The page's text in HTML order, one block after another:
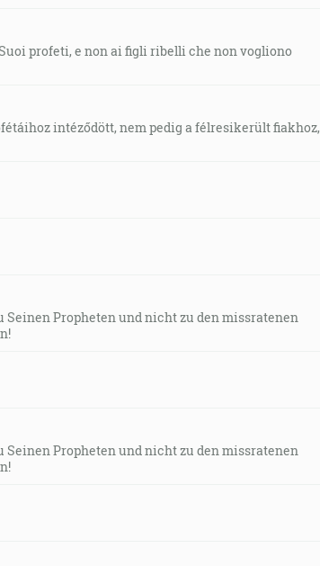
profeti, e non ai figli ribelli che non vogliono
intéződött, nem pedig a félresikerült fiakhoz,
Seinen Propheten und nicht zu den missratenen
Seinen Propheten und nicht zu den missratenen